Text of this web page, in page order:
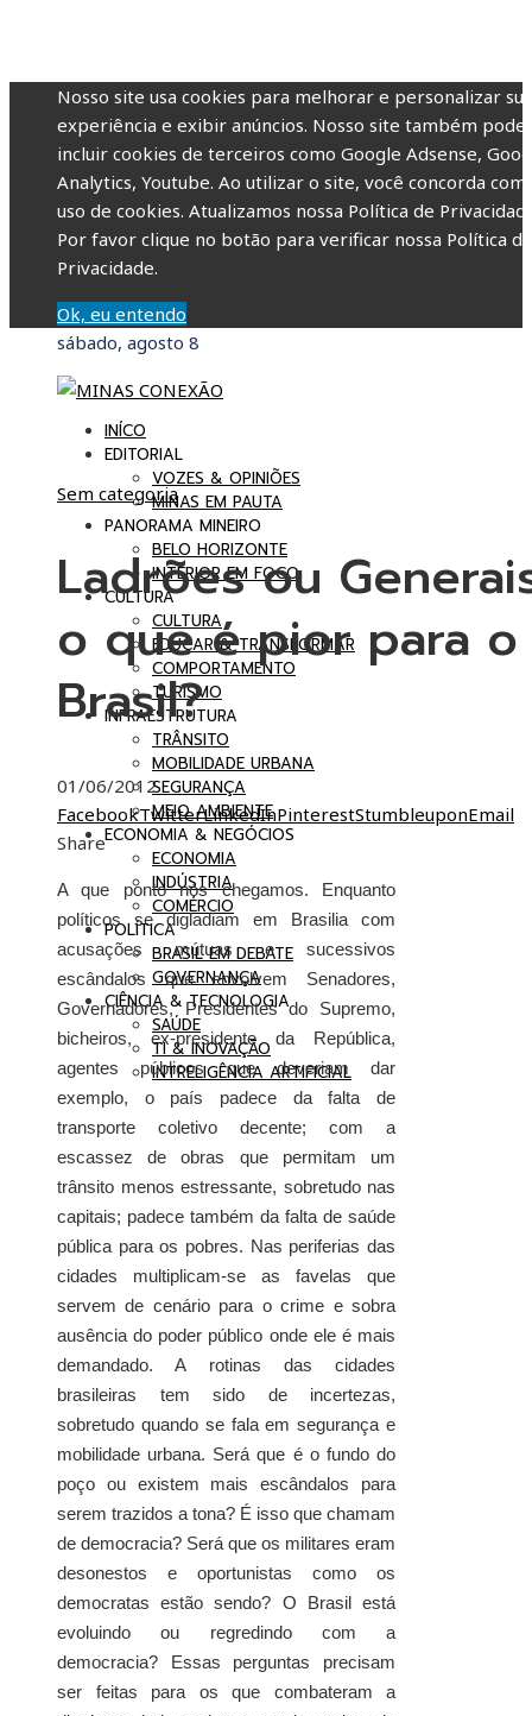
Nosso site usa cookies para melhorar e personalizar sua
experiência e exibir anúncios. Nosso site também pode
incluir cookies de terceiros como Google Adsense,
Analytics, Youtube. Ao utilizar o site, você concorda com
uso de cookies. Atualizamos nossa Política de
Por favor clique no botão para verificar nossa Política de
Privacidade.
Ok, eu entendo
sábado, agosto 8
INÍCO
EDITORIAL
VOZES & OPINIÕES
MINAS EM PAUTA
PANORAMA MINEIRO
BELO HORIZONTE
INTERIOR EM FOCO
CULTURA
CULTURA
EDUCAR & TRANSFORMAR
COMPORTAMENTO
TURISMO
INFRAESTRUTURA
TRÂNSITO
MOBILIDADE URBANA
SEGURANÇA
MEIO AMBIENTE
ECONOMIA & NEGÓCIOS
ECONOMIA
INDÚSTRIA
COMÉRCIO
POLÍTICA
BRASIL EM DEBATE
GOVERNANÇA
CIÊNCIA & TECNOLOGIA
SAÚDE
TI & INOVAÇÃO
INTRELIGÊNCIA ARTIFICIAL
Sem categoria
Ladrões ou
o que é pior para o
Brasil?
01/06/2012
FacebookTwitterLinkedInPinterestStumbleuponEmail
Share
A que ponto nós chegamos. Enquanto
políticos se digladiam em Brasilia com
acusações mútuas e sucessivos
escândalos que envolvem Senadores,
Governadores, Presidentes do Supremo,
bicheiros, ex-presidente da República,
agentes públicos que deveriam dar
exemplo, o país padece da falta de
transporte coletivo decente; com a
escassez de obras que permitam um
trânsito menos estressante, sobretudo nas
capitais; padece também da falta de saúde
pública para os pobres. Nas periferias das
cidades multiplicam-se as favelas que
servem de cenário para o crime e sobra
ausência do poder público onde ele é mais
demandado. A rotinas das cidades
brasileiras tem sido de incertezas,
sobretudo quando se fala em segurança e
mobilidade urbana. Será que é o fundo do
poço ou existem mais escândalos para
serem trazidos a tona? É isso que chamam
de democracia? Será que os militares eram
desonestos e oportunistas como os
democratas estão sendo? O Brasil está
evoluindo ou regredindo com a
democracia? Essas perguntas precisam
ser feitas para os que combateram a